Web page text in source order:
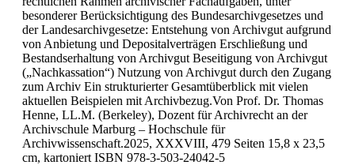
besonderer Berücksichtigung des Bundesarchivgesetzes und
der Landesarchivgesetze: Entstehung von Archivgut aufgrund
von Anbietung und Depositalverträgen Erschließung und
Bestandserhaltung von Archivgut Beseitigung von Archivgut
(„Nachkassation“) Nutzung von Archivgut durch den Zugang
zum Archiv Ein strukturierter Gesamtüberblick mit vielen
aktuellen Beispielen mit Archivbezug.Von Prof. Dr. Thomas
Henne, LL.M. (Berkeley), Dozent für Archivrecht an der
Archivschule Marburg – Hochschule für
Archivwissenschaft.2025, XXXVIII, 479 Seiten 15,8 x 23,5
cm, kartoniert ISBN 978-3-503-24042-5